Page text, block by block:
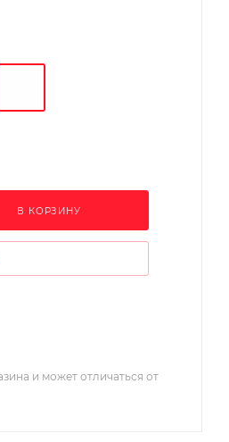
В КОРЗИНУ
и может отличаться от